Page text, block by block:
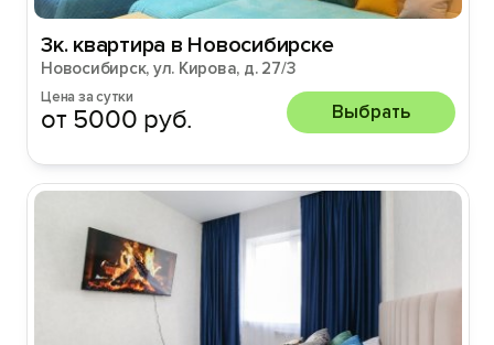
3к. квартира в Новосибирске
Новосибирск, ул. Кирова, д. 27/3
Цена за сутки
от 5000 руб. Выбрать